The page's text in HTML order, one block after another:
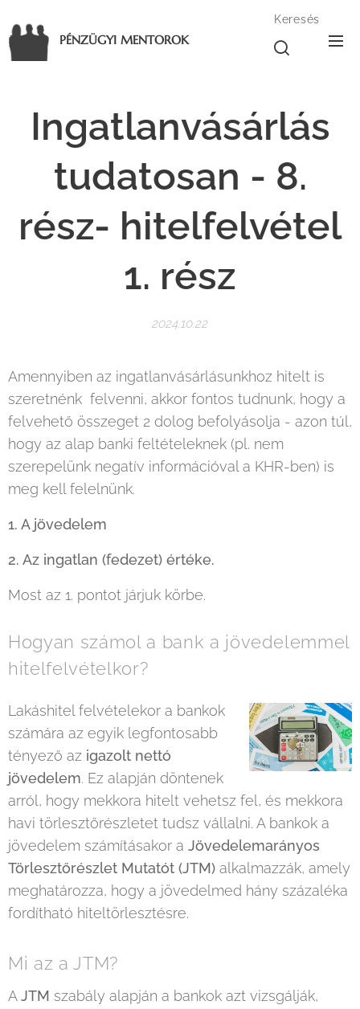
PÉNZÜGYI MENTOROK
Keresés
Ingatlanvásárlás
tudatosan - 8.
rész- hitelfelvétel
1. rész
2024.10.22
Amennyiben az ingatlanvásárlásunkhoz hitelt is
szeretnénk felvenni, akkor fontos tudnunk, hogy a
felvehető összeget 2 dolog befolyásolja - azon túl,
hogy az alap banki feltételeknek (pl. nem
szerepelünk negatív információval a KHR-ben) is
meg kell felelnünk.
1. A jövedelem
2. Az ingatlan (fedezet) értéke.
Most az 1. pontot járjuk körbe.
Hogyan számol a bank a jövedelemmel
hitelfelvételkor?
Lakáshitel felvételekor a bankok
számára az egyik legfontosabb
tényező az igazolt nettó
jövedelem. Ez alapján döntenek
arról, hogy mekkora hitelt vehetsz fel, és mekkora
havi törlesztőrészletet tudsz vállalni. A bankok a
jövedelem számításakor a Jövedelemarányos
Törlesztőrészlet Mutatót (JTM) alkalmazzák, amely
meghatározza, hogy a jövedelmed hány százaléka
fordítható hiteltörlesztésre.
Mi az a JTM?
A JTM szabály alapján a bankok azt vizsgálják,